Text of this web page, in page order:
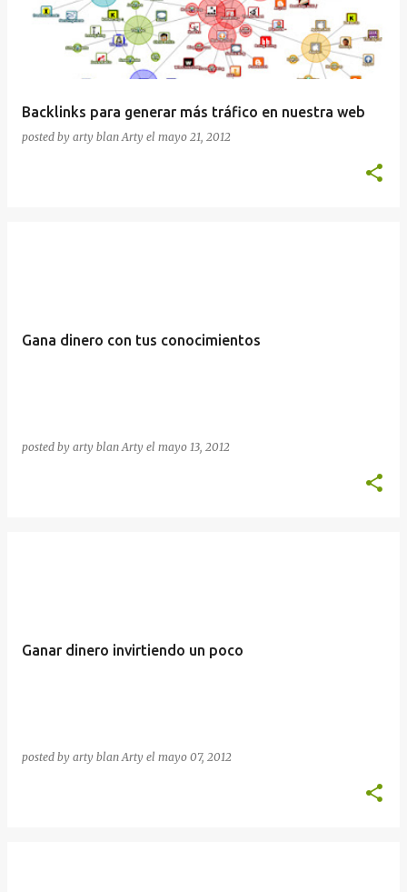
Backlinks para generar más tráfico en nuestra web
posted by arty blanArty el mayo 21, 2012
Gana dinero con tus conocimientos
posted by arty blanArty el mayo 13, 2012
Ganar dinero invirtiendo un poco
posted by arty blanArty el mayo 07, 2012